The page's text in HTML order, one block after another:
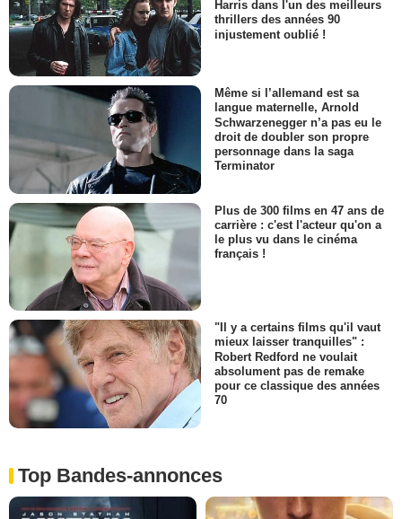
Harris dans l'un des meilleurs
thrillers des années 90
injustement oublié !
Même si l’allemand est sa
langue maternelle, Arnold
Schwarzenegger n’a pas eu le
droit de doubler son propre
personnage dans la saga
Terminator
Plus de 300 films en 47 ans de
carrière : c'est l'acteur qu'on a
le plus vu dans le cinéma
français !
"Il y a certains films qu'il vaut
mieux laisser tranquilles" :
Robert Redford ne voulait
absolument pas de remake
pour ce classique des années
70
Top Bandes-annonces